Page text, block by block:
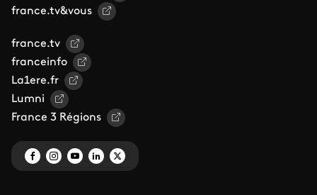
france.tv&vous
france.tv
franceinfo
La1ere.fr
Lumni
France 3 Régions